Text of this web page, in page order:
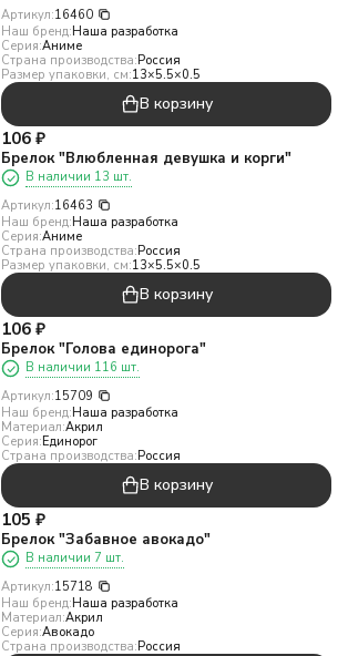
Артикул:16460
Наш бренд:Наша разработка
Серия:Аниме
Страна производства:Россия
Размер упаковки, см:13×5.5×0.5
В корзину
106 ₽
Брелок "Влюбленная девушка и корги"
В наличии 13 шт.
Артикул:16463
Наш бренд:Наша разработка
Серия:Аниме
Страна производства:Россия
Размер упаковки, см:13×5.5×0.5
В корзину
106 ₽
Брелок "Голова единорога"
В наличии 116 шт.
Артикул:15709
Наш бренд:Наша разработка
Материал:Акрил
Серия:Единорог
Страна производства:Россия
В корзину
105 ₽
Брелок "Забавное авокадо"
В наличии 7 шт.
Артикул:15718
Наш бренд:Наша разработка
Материал:Акрил
Серия:Авокадо
Страна производства:Россия